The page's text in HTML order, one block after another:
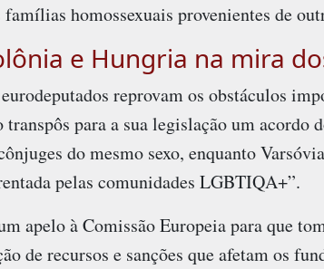
famílias homossexuais provenientes de
e Hungria na mira
reprovam os obstáculos
transpôs para a sua legislação um acordo
do mesmo sexo, enquanto
pelas comunidades LGBTIQA+”.
apelo à Comissão Europeia para que
de recursos e sanções que afetam os